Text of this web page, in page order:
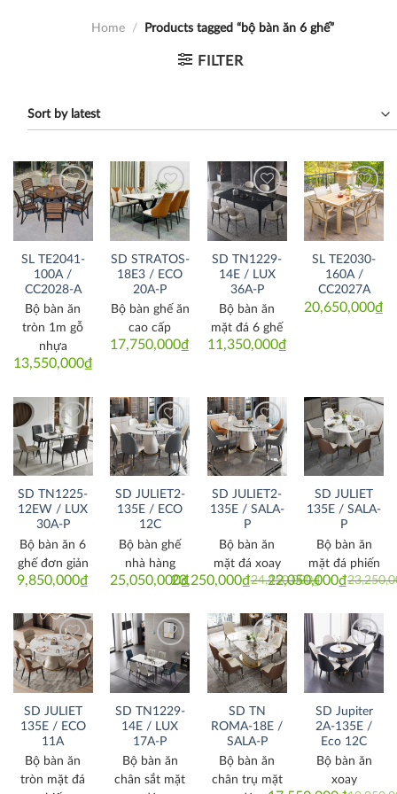
Home / Products tagged “bộ bàn ăn 6 ghế”
FILTER
Thích
SL TE2041-
100A /
CC2028-A
13,550,000₫
Bộ bàn ăn
tròn 1m gỗ
nhựa
Thích
SD STRATOS-
18E3 / ECO
20A-P
17,750,000₫
Bộ bàn ghế ăn
cao cấp
Thích
SD TN1229-
14E / LUX
36A-P
11,350,000₫
Bộ bàn ăn
mặt đá 6 ghế
Thích
SL TE2030-
160A /
CC2027A
20,650,000₫
Thích
SD TN1225-
12EW / LUX
30A-P
9,850,000₫
Bộ bàn ăn 6
ghế đơn giản
Thích
SD JULIET2-
135E / ECO
12C
25,050,000₫
Bộ bàn ghế
nhà hàng
Thích
SD JULIET2-
135E / SALA-
P
24,450,000₫
Original
24,450,000₫.
23,250,000₫Current
23,250,000₫.
Bộ bàn ăn
mặt đá xoay
Thích
SD JULIET
135E / SALA-
P
Original
22,050,000₫Current
Bộ bàn ăn
mặt đá phiến
Thích
SD JULIET
135E / ECO
11A
Bộ bàn ăn
tròn mặt đá
Thích
SD TN1229-
14E / LUX
17A-P
Bộ bàn ăn
chân sắt mặt
Thích
SD TN
ROMA-18E /
SALA-P
Bộ bàn ăn
chân trụ mặt
Thích
SD Jupiter
2A-135E /
Eco 12C
Bộ bàn ăn
xoay